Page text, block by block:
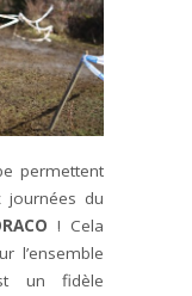
permettent
du
! Cela
l’ensemble
un fidèle